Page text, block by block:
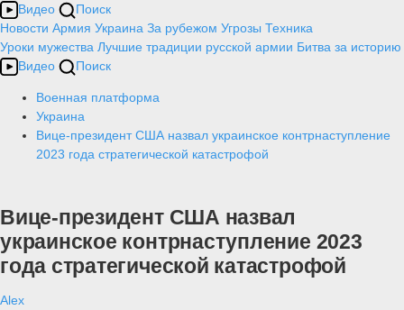
Видео
Поиск
Новости Армия Украина За рубежом Угрозы Техника
Уроки мужества Лучшие традиции русской армии Битва за историю
Видео
Поиск
Военная платформа
Украина
Вице-президент США назвал украинское контрнаступление
2023 года стратегической катастрофой
Вице-президент США назвал
украинское контрнаступление 2023
года стратегической катастрофой
Alex